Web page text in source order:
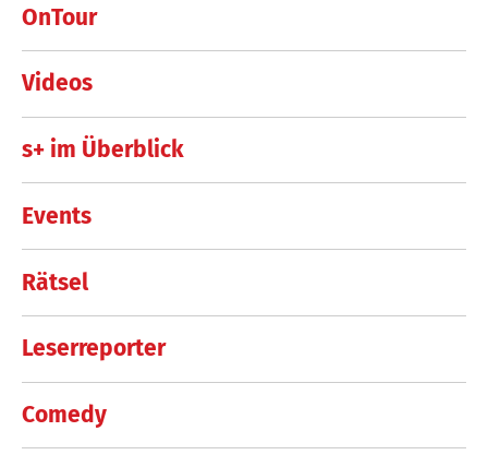
OnTour
Videos
s+ im Überblick
Events
Rätsel
Leserreporter
Comedy